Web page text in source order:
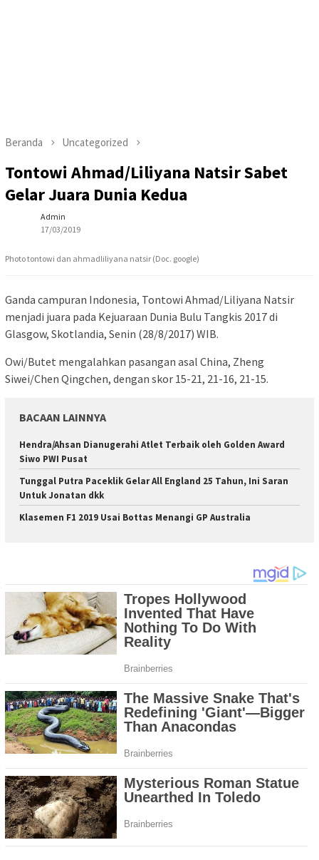
Beranda Uncategorized
Tontowi Ahmad/Liliyana Natsir Sabet
Gelar Juara Dunia Kedua
Admin
17/03/2019
Photo tontowi dan ahmadliliyana natsir (Doc. google)
Ganda campuran Indonesia, Tontowi Ahmad/Liliyana Natsir
menjadi juara pada Kejuaraan Dunia Bulu Tangkis 2017 di
Glasgow, Skotlandia, Senin (28/8/2017) WIB.
Owi/Butet mengalahkan pasangan asal China, Zheng
Siwei/Chen Qingchen, dengan skor 15-21, 21-16, 21-15.
BACAAN LAINNYA
Hendra/Ahsan Dianugerahi Atlet Terbaik oleh Golden Award
Siwo PWI Pusat
Tunggal Putra Paceklik Gelar All England 25 Tahun, Ini Saran
Untuk Jonatan dkk
Klasemen F1 2019 Usai Bottas Menangi GP Australia